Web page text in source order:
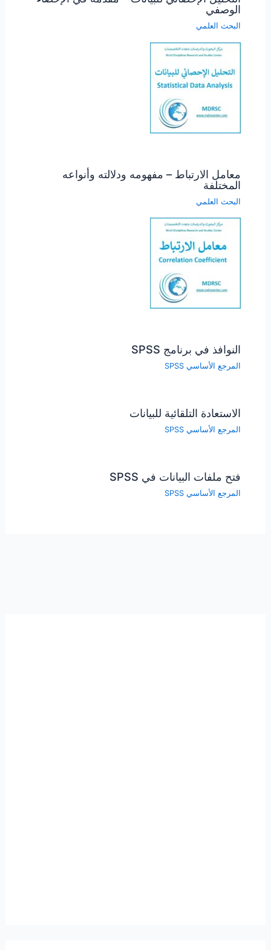
الوصفي
البحث العلمي
معامل الارتباط – مفهومه ودلالته وأنواعه
المختلفة
البحث العلمي
النوافذ في برنامج SPSS
المرجع الأساسي SPSS
الاستعادة التلقائية للبيانات
المرجع الأساسي SPSS
فتح ملفات البيانات في SPSS
المرجع الأساسي SPSS